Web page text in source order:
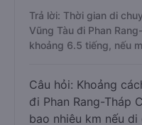
Trả lời: Thời gian di
Vũng Tàu đi Phan
khoảng 6.5 tiếng, nếu
Câu hỏi: Khoảng
đi Phan Rang-Tháp
bao nhiêu km nếu